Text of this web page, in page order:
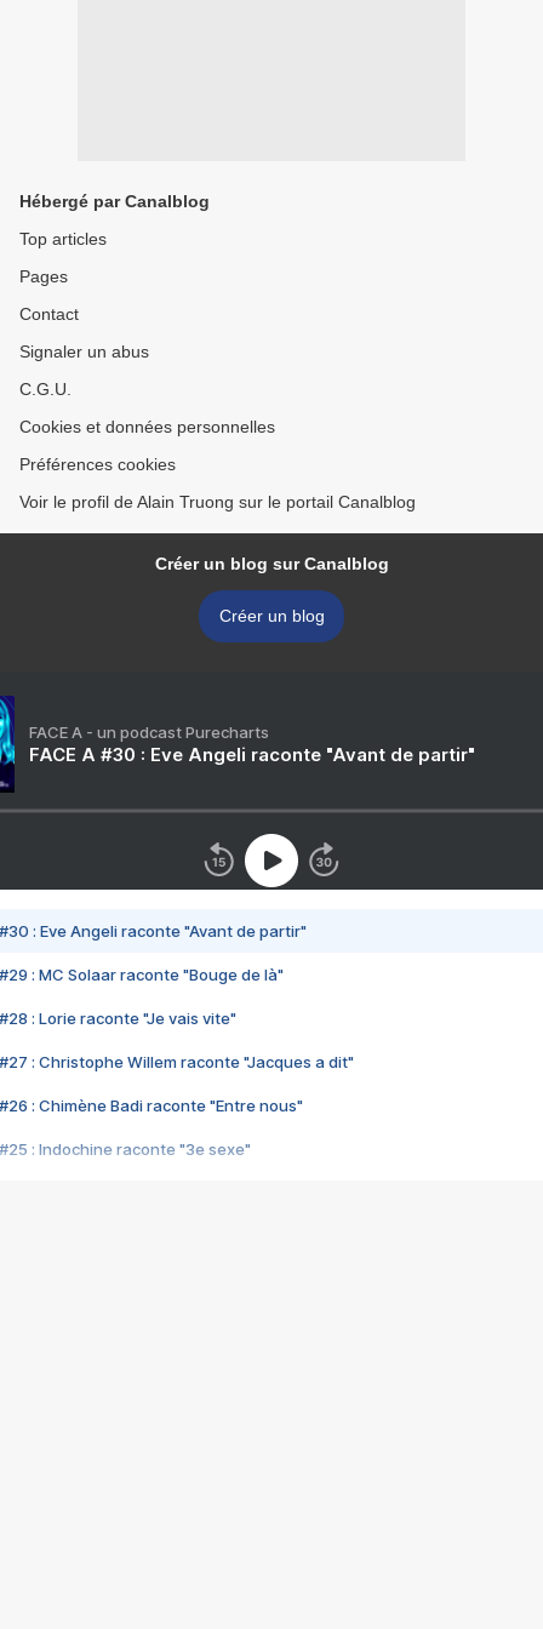
Hébergé par Canalblog
Top articles
Pages
Contact
Signaler un abus
C.G.U.
Cookies et données personnelles
Préférences cookies
Voir le profil de Alain Truong sur le portail Canalblog
Créer un blog sur Canalblog
Créer un blog
FACE A - un podcast Purecharts
FACE A #30 : Eve Angeli raconte "Avant de partir"
#30 : Eve Angeli raconte "Avant de partir"
#29 : MC Solaar raconte "Bouge de là"
#28 : Lorie raconte "Je vais vite"
#27 : Christophe Willem raconte "Jacques a dit"
#26 : Chimène Badi raconte "Entre nous"
#25 : Indochine raconte "3e sexe"